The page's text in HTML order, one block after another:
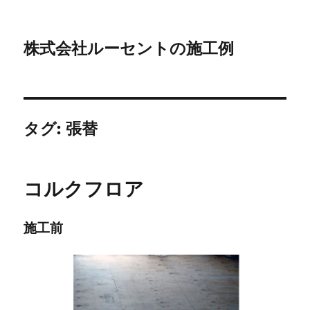
株式会社ルーセントの施工例
タグ:張替
コルクフロア
施工前